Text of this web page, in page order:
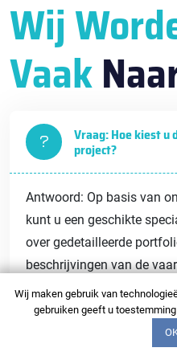
Wij
Vaak
Vraag: Hoe kiest u
project?
Antwoord: Op basis van
kunt u een geschikte
over gedetailleerde
beschrijvingen van de
specialist, zodat u een
nemen.
Wij maken gebruik van
gebruiken geeft u